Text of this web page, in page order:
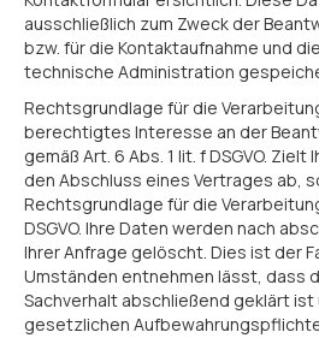
ausschließlich zum Zweck der
bzw. für die Kontaktaufnahme und
technische Administration
Rechtsgrundlage für die
berechtigtes Interesse an der
gemäß Art. 6 Abs. 1 lit. f DSGVO.
den Abschluss eines Vertrages ab,
Rechtsgrundlage für die
DSGVO. Ihre Daten werden nach
Ihrer Anfrage gelöscht. Dies ist der
Umständen entnehmen lässt, dass
Sachverhalt abschließend geklärt ist
gesetzlichen